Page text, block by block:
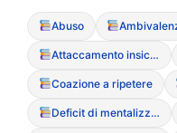
Abuso
Attaccamento insicuro-evitante
Coazione a ripetere
Deficit di mentalizzazione